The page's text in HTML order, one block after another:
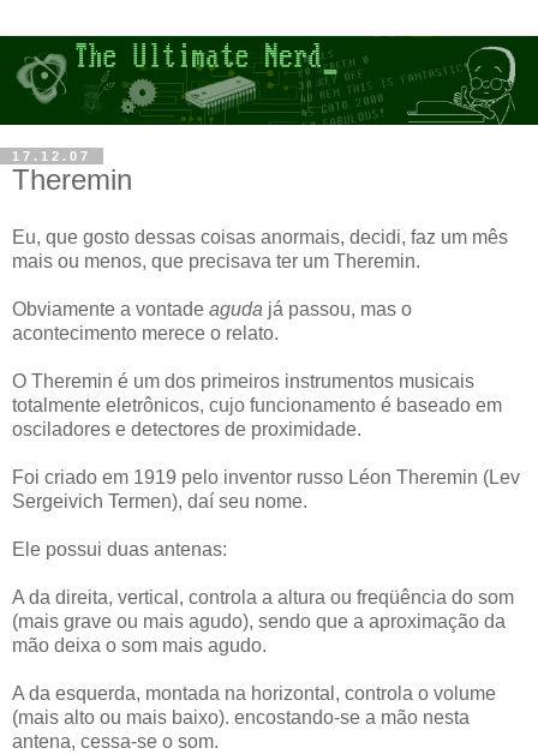
17.12.07
Theremin
Eu, que gosto dessas coisas anormais, decidi, faz um mês
mais ou menos, que precisava ter um Theremin.
Obviamente a vontade aguda já passou, mas o
acontecimento merece o relato.
O Theremin é um dos primeiros instrumentos musicais
totalmente eletrônicos, cujo funcionamento é baseado em
osciladores e detectores de proximidade.
Foi criado em 1919 pelo inventor russo Léon Theremin (Lev
Sergeivich Termen), daí seu nome.
Ele possui duas antenas:
A da direita, vertical, controla a altura ou freqüência do som
(mais grave ou mais agudo), sendo que a aproximação da
mão deixa o som mais agudo.
A da esquerda, montada na horizontal, controla o volume
(mais alto ou mais baixo). encostando-se a mão nesta
antena, cessa-se o som.